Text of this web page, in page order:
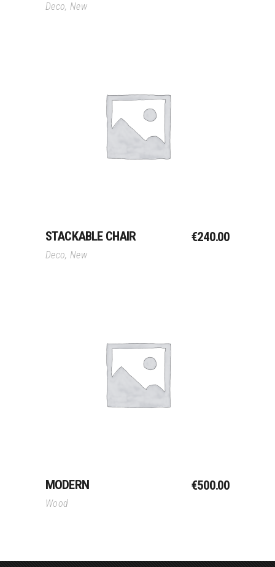
Deco, New
Toevoegen Aan
Winkelwagen
STACKABLE CHAIR €240.00
Deco, New
Toevoegen Aan
Winkelwagen
MODERN €500.00
Wood